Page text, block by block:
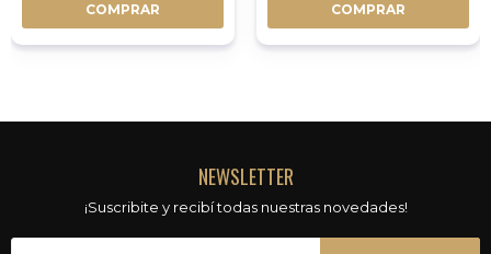
COMPRAR COMPRAR
NEWSLETTER
¡Suscribite y recibí todas nuestras novedades!